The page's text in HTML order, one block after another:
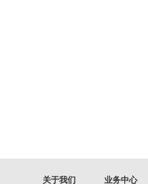
关于我们 业务中心